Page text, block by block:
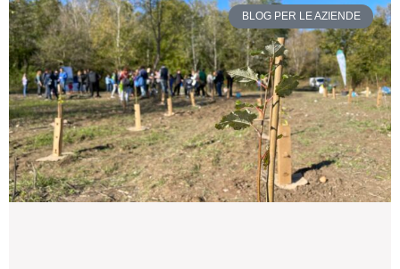
BLOG PER LE AZIENDE